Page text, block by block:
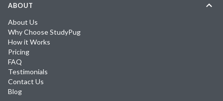
ABOUT
About Us
Why Choose StudyPug
How it Works
Pricing
FAQ
Testimonials
Contact Us
Blog